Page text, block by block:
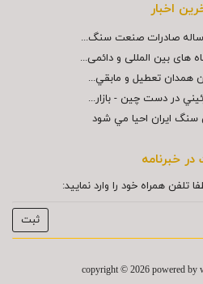
اخبار
های بین المللی و دائمی...
در دست چين - بازار...
سنگ ايران احيا مي شود
در خبرنامه
تلفن همراه خود را وارد نمایید:
copyright © 2026 powered by